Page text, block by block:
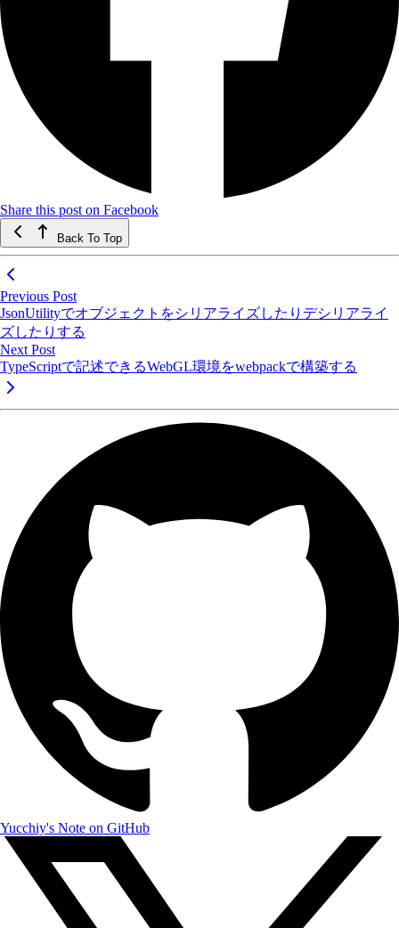
Share this post on Facebook
Back To Top
Previous Post
JsonUtilityでオブジェクトをシリアライズしたりデシリアライ
ズしたりする
Next Post
TypeScriptで記述できるWebGL環境をwebpackで構築する
Yucchiy's Note on GitHub